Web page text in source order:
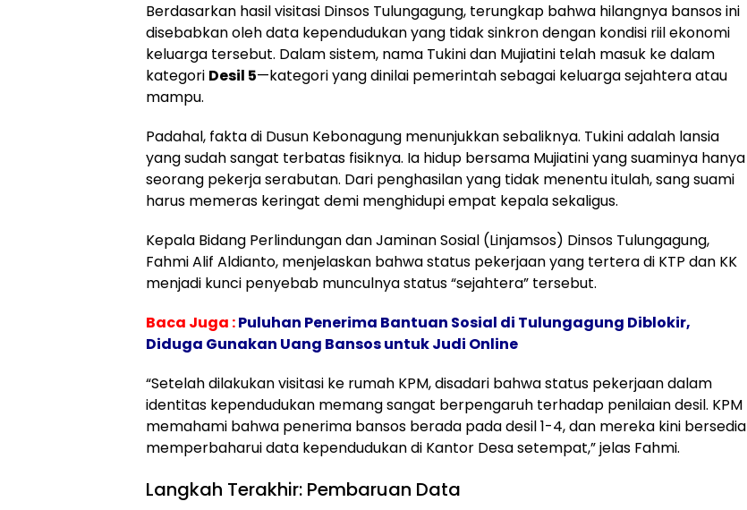
​Berdasarkan hasil visitasi Dinsos Tulungagung, terungkap bahwa hilangnya bansos ini
disebabkan oleh data kependudukan yang tidak sinkron dengan kondisi riil ekonomi
keluarga tersebut. Dalam sistem, nama Tukini dan Mujiatini telah masuk ke dalam
kategori Desil 5—kategori yang dinilai pemerintah sebagai keluarga sejahtera atau
mampu.
​Padahal, fakta di Dusun Kebonagung menunjukkan sebaliknya. Tukini adalah lansia
yang sudah sangat terbatas fisiknya. Ia hidup bersama Mujiatini yang suaminya hanya
seorang pekerja serabutan. Dari penghasilan yang tidak menentu itulah, sang suami
harus memeras keringat demi menghidupi empat kepala sekaligus.
​Kepala Bidang Perlindungan dan Jaminan Sosial (Linjamsos) Dinsos Tulungagung,
Fahmi Alif Aldianto, menjelaskan bahwa status pekerjaan yang tertera di KTP dan KK
menjadi kunci penyebab munculnya status “sejahtera” tersebut.
Baca Juga :Puluhan Penerima Bantuan Sosial di Tulungagung Diblokir,
Diduga Gunakan Uang Bansos untuk Judi Online
“Setelah dilakukan visitasi ke rumah KPM, disadari bahwa status pekerjaan dalam
identitas kependudukan memang sangat berpengaruh terhadap penilaian desil. KPM
memahami bahwa penerima bansos berada pada desil 1-4, dan mereka kini bersedia
memperbaharui data kependudukan di Kantor Desa setempat,” jelas Fahmi.
Langkah Terakhir: Pembaruan Data